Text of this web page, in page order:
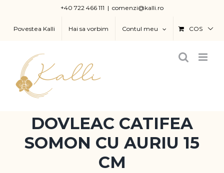
content
+40 722 466 111 | comenzi@kalli.ro
Povestea Kalli Hai sa vorbim Contul meu COS
DOVLEAC CATIFEA
SOMON CU AURIU 15
CM